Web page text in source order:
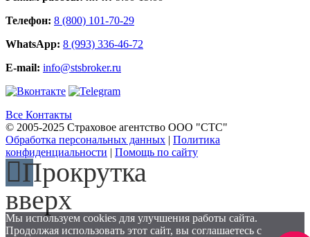
Телефон: 8 (800) 101-70-29
WhatsApp: 8 (993) 336-46-72
E-mail: info@stsbroker.ru
Все Контакты
© 2005-2025 Страховое агентство ООО "СТС"
Обработка персональных данных
Политика
конфиденциальности
Помощь по сайту
Прокрутка
вверх
Мы используем cookies для улучшения работы сайта.
Продолжая использовать этот сайт, вы соглашаетесь с